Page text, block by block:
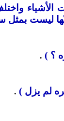
الأشياء
ليست بمثل
؟ ) .
لم يزل ) .